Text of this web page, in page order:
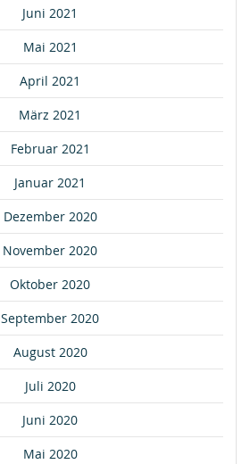
Juni 2021
Mai 2021
April 2021
März 2021
Februar 2021
Januar 2021
Dezember 2020
November 2020
Oktober 2020
September 2020
August 2020
Juli 2020
Juni 2020
Mai 2020